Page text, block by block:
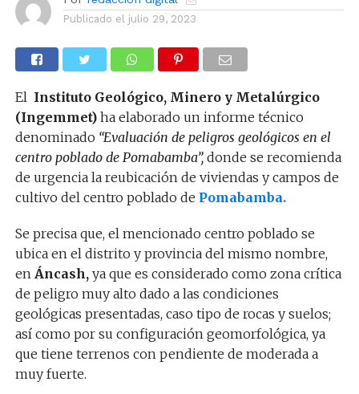
Publicado el julio 29, 2023
El Instituto Geológico, Minero y Metalúrgico
(Ingemmet) ha elaborado un informe técnico
denominado “Evaluación de peligros geológicos en el
centro poblado de Pomabamba”,donde se recomienda
de urgencia la reubicación de viviendas y campos de
cultivo del centro poblado de Pomabamba.
Se precisa que, el mencionado centro poblado se
ubica en el distrito y provincia del mismo nombre,
en Áncash, ya que es considerado como zona crítica
de peligro muy alto dado a las condiciones
geológicas presentadas, caso tipo de rocas y suelos;
así como por su configuración geomorfológica, ya
que tiene terrenos con pendiente de moderada a
muy fuerte.